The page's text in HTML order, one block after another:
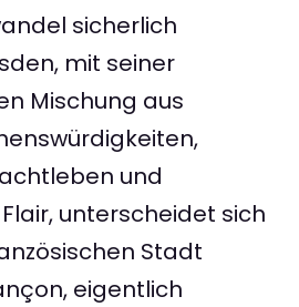
sicherlich
mit seiner
Mischung aus
und
unterscheidet sich
Stadt
eigentlich